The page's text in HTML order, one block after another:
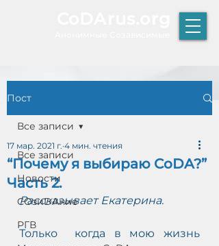
О
Т
К
ЫТИЕ
Пост
Все записи
Новости
COзиDAние
РГВ
Все записи
“Почему я выбираю CoDA?”
Часть 2.
17 мар. 2021 г. 4 мин. чтения
Рассказывает Екатерина.
Только  когда в мою жизнь